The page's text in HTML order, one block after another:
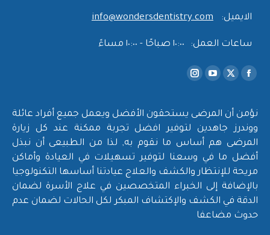
الايميل: info@wondersdentistry.com
ساعات العمل: ١٠:٠٠ صباحًا - ١٠:٠٠ مساءً
Find us on:
Facebook
opens
in
new
window
X
opens
in
new
window
YouTube
opens
in
new
window
Instagram
opens
in
new
window
نؤمن أن المرضى يستحقون الأفضل ويعمل جميع أفراد عائلة
ووندرز جاهدين لتوفير افضل تجربة ممكنة عند كل زيارة
المرضى هم أساس ما نقوم به, لذا من الطبيعى أن نبذل
أفضل ما في وسعنا لتوفير تسهيلات في العيادة وأماكن
مريحة للإنتظار والكشف والعلاج عيادتنا أساسها التكنولوجيا
بالإضافة إلى الخبراء المتخصصين في علاج الأسرة لضمان
الدقة في الكشف والإكتشاف المبكر لكل الحالات لضمان عدم
حدوث مضاعفا